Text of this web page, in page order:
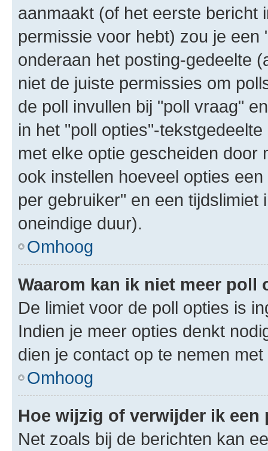
aanmaakt (of het eerste bericht
permissie voor hebt) zou je
onderaan het posting-gedeelte
niet de juiste permissies om
de poll invullen bij "poll vraag"
in het "poll opties"-
met elke optie gescheiden door
ook instellen hoeveel opties
per gebruiker" en een
oneindige duur).
Omhoog
Waarom kan ik niet meer poll
De limiet voor de poll opties is
Indien je meer opties denkt
dien je contact op te nemen
Omhoog
Hoe wijzig of verwijder ik een
Net zoals bij de berichten kan